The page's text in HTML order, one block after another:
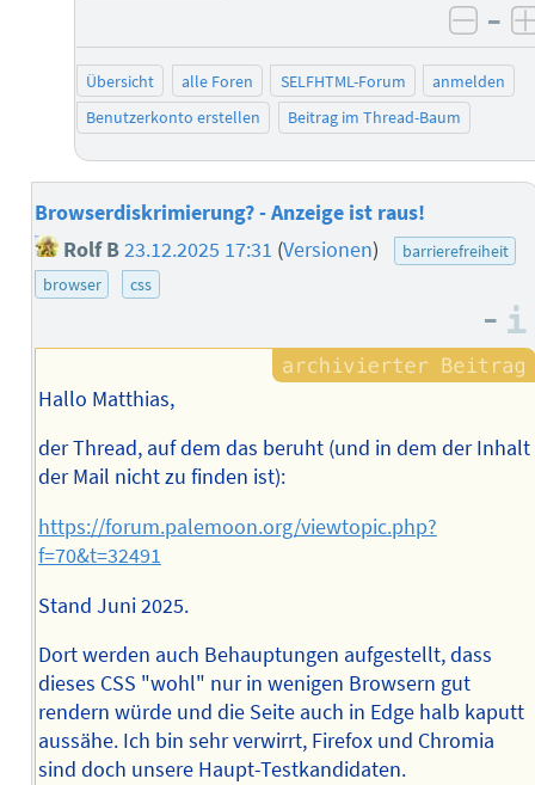
–
Übersicht alle Foren SELFHTML-Forum
anmelden
Benutzerkonto erstellen
Beitrag im Thread-Baum
Browserdiskrimierung? - Anzeige ist raus!
Rolf B23.12.2025 17:31 (Versionen)
barrierefreiheit
browser
css
–
Hallo Matthias,
der Thread, auf dem das beruht (und in dem der Inhalt
der Mail nicht zu finden ist):
https://forum.palemoon.org/viewtopic.php?
f=70&t=32491
Stand Juni 2025.
Dort werden auch Behauptungen aufgestellt, dass
dieses CSS "wohl" nur in wenigen Browsern gut
rendern würde und die Seite auch in Edge halb kaputt
aussähe. Ich bin sehr verwirrt, Firefox und Chromia
sind doch unsere Haupt-Testkandidaten.